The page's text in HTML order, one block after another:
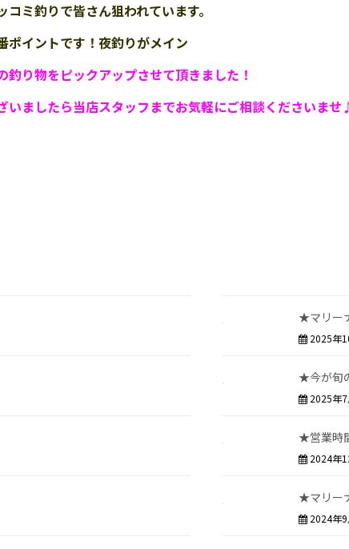
ミ釣りで皆さん狙われています。
ポイントです！夜釣りがメイン
釣り物をピックアップさせて頂きました！
いましたら当店スタッフまでお気軽にご相談くださいませ
★マリー
2025年
★今が旬
2025年7
★営業時
2024年
★マリー
2024年9